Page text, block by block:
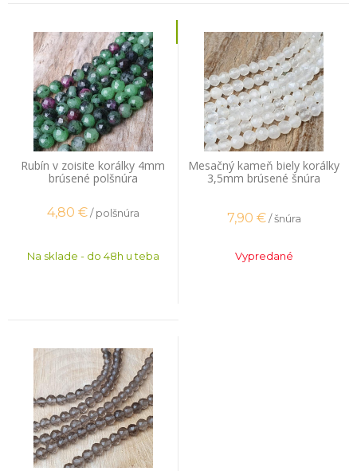
Rubín v zoisite korálky 4mm
brúsené polšnúra
4,80 € / polšnúra
Na sklade - do 48h u teba
Mesačný kameň biely korálky
3,5mm brúsené šnúra
7,90 € / šnúra
Vypredané